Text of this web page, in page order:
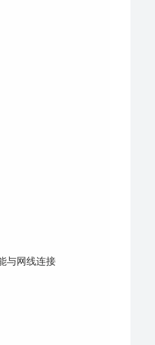
与网线连接